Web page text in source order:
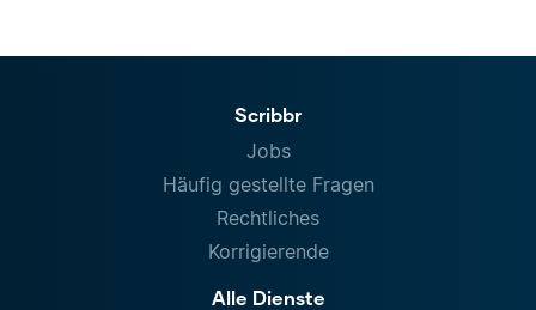
Scribbr
Jobs
Häufig gestellte Fragen
Rechtliches
Korrigierende
Alle Dienste